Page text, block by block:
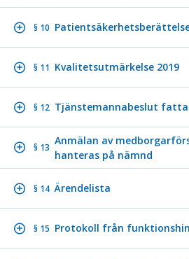
§ 10 Patientsäkerhetsberättelse
§ 11 Kvalitetsutmärkelse 2019
§ 12 Tjänstemannabeslut
§ 13
Anmälan av
hanteras på nämnd
§ 14 Ärendelista
§ 15 Protokoll från